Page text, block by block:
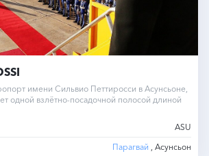
имени Сильвио Петтиросси в Асунсьоне,
одной взлётно-посадочной полосой длиной
ASU
Парагвай , Асунсьон